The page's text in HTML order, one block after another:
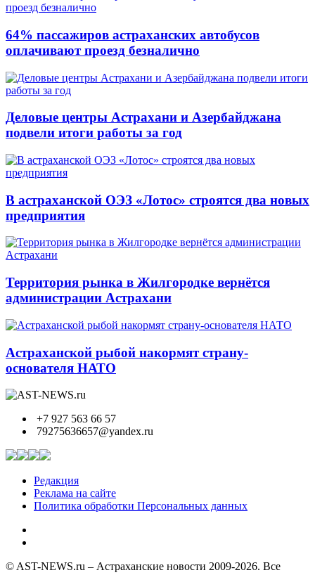
64% пассажиров астраханских автобусов
оплачивают проезд безналично
Деловые центры Астрахани и Азербайджана
подвели итоги работы за год
В астраханской ОЭЗ «Лотос» строятся два новых
предприятия
Территория рынка в Жилгородке вернётся
администрации Астрахани
Астраханской рыбой накормят страну-
основателя НАТО
+7 927 563 66 57
79275636657@yandex.ru
Редакция
Реклама на сайте
Политика обработки Персональных данных
© AST-NEWS.ru – Астраханские новости 2009-2026. Все